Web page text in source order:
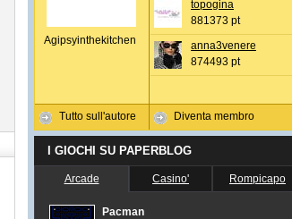
Agipsyinthekitchen
Tutto sull'autore
topogina
881373 pt
anna3venere
874493 pt
Diventa membro
I GIOCHI SU PAPERBLOG
Arcade Casino' Rompicapo
Pacman